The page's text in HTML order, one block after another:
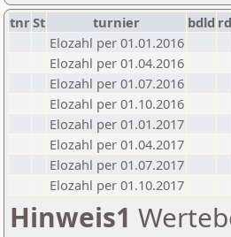
tnrSt turnier bdld rd
Elozahl per 01.01.2016
Elozahl per 01.04.2016
Elozahl per 01.07.2016
Elozahl per 01.10.2016
Elozahl per 01.01.2017
Elozahl per 01.04.2017
Elozahl per 01.07.2017
Elozahl per 01.10.2017
Hinweis1